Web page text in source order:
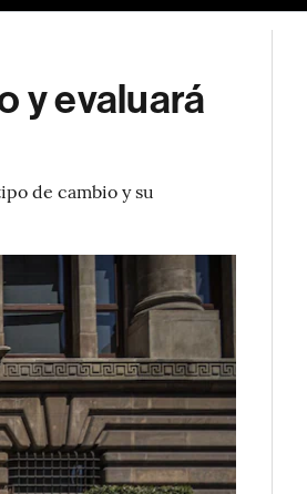
y evaluará
de cambio y su